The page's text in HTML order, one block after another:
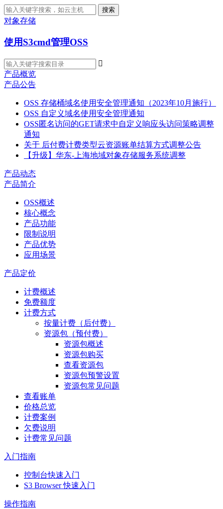
搜索
对象存储
使用S3cmd管理OSS

产品概览
产品公告
OSS 存储桶域名使用安全管理通知（2023年10月施行）
OSS 自定义域名使用安全管理通知
OSS匿名访问的GET请求中自定义响应头访问策略调整
通知
关于 后付费计费类型云资源账单结算方式调整公告
【升级】华东-上海地域对象存储服务系统调整
产品动态
产品简介
OSS概述
核心概念
产品功能
限制说明
产品优势
应用场景
产品定价
计费概述
免费额度
计费方式
按量计费（后付费）
资源包（预付费）
资源包概述
资源包购买
查看资源包
资源包预警设置
资源包常见问题
查看账单
价格总览
计费案例
欠费说明
计费常见问题
入门指南
控制台快速入门
S3 Browser 快速入门
操作指南